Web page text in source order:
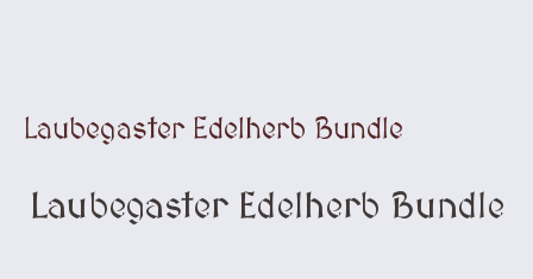
Laubegaster Edelherb Bundle
Laubegaster Edelherb Bundle